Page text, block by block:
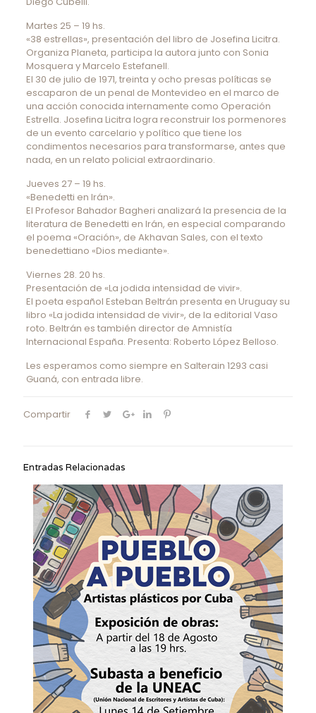
Martes 25 – 19 hs.
«38 estrellas», presentación del libro de Josefina Licitra.
Organiza Planeta, participa la autora junto con Sonia
Mosquera y Marcelo Estefanell.
El 30 de julio de 1971, treinta y ocho presas políticas se
escaparon de un penal de Montevideo en el marco de
una acción conocida internamente como Operación
Estrella. Josefina Licitra logra reconstruir los pormenores
de un evento carcelario y político que tiene los
condimentos necesarios para transformarse, antes que
nada, en un relato policial extraordinario.
Jueves 27 – 19 hs.
«Benedetti en Irán».
El Profesor Bahador Bagheri analizará la presencia de la
literatura de Benedetti en Irán, en especial comparando
el poema «Oración», de Akhavan Sales, con el texto
benedettiano «Dios mediante».
Viernes 28. 20 hs.
Presentación de «La jodida intensidad de vivir».
El poeta español Esteban Beltrán presenta en Uruguay su
libro «La jodida intensidad de vivir», de la editorial Vaso
roto. Beltrán es también director de Amnistía
Internacional España. Presenta: Roberto López Belloso.
Les esperamos como siempre en Salterain 1293 casi
Guaná, con entrada libre.
Compartir
Entradas Relacionadas